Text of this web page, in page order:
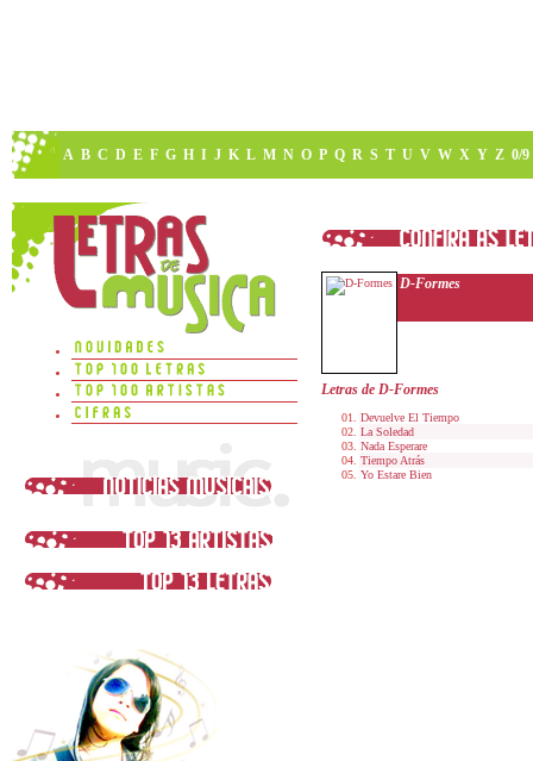
A B C D E F G H I J K L M N O P Q R S T U V W X Y Z 0/9
D-Formes
Letras de D-Formes
Devuelve El Tiempo
La Soledad
Nada Esperare
Tiempo Atrás
Yo Estare Bien